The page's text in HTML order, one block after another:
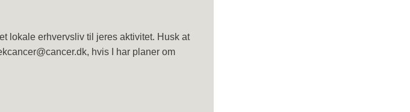
lokale erhvervsliv til jeres aktivitet. Husk at
, hvis I har planer om